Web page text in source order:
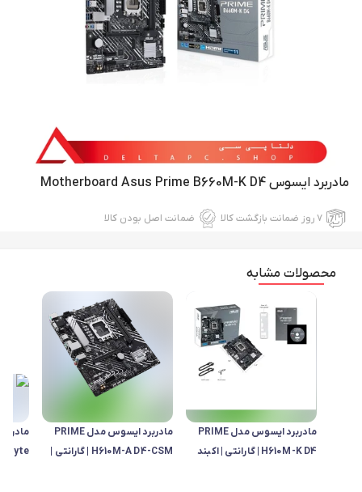
مادربرد ایسوس Motherboard Asus Prime B660M-K D4
۷ روز ضمانت بازگشت کالا ضمانت اصل بودن کالا
محصولات مشابه
مادربرد ایسوس مدل PRIME
H610M-K D4 | گارانتی | اکبند
مادربرد ایسوس مدل PRIME
H610M-A D4-CSM | گارانتی |